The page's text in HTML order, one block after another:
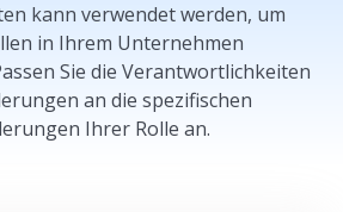
kann verwendet werden, um
in Ihrem Unternehmen
Sie die Verantwortlichkeiten
an die spezifischen
Ihrer Rolle an.